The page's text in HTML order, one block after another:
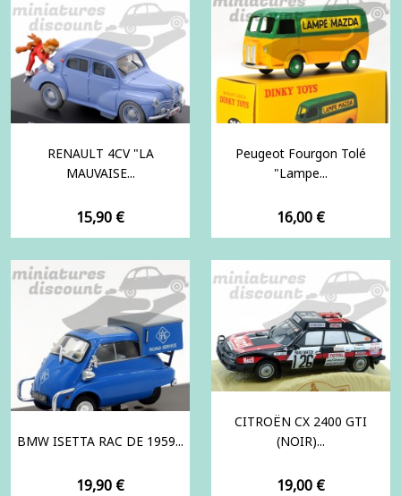
RENAULT 4CV "LA
MAUVAISE...
Prix
15,90 €
Peugeot Fourgon Tolé
"Lampe...
Prix
16,00 €
BMW ISETTA RAC DE 1959...
Prix
19,90 €
CITROËN CX 2400 GTI
(NOIR)...
Prix
19,00 €